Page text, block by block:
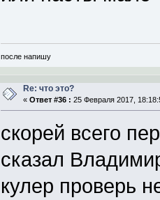
после напишу
Re: что это?
« Ответ #36 : 25 Февраля 2017,
скорей всего
сказал
кулер проверь